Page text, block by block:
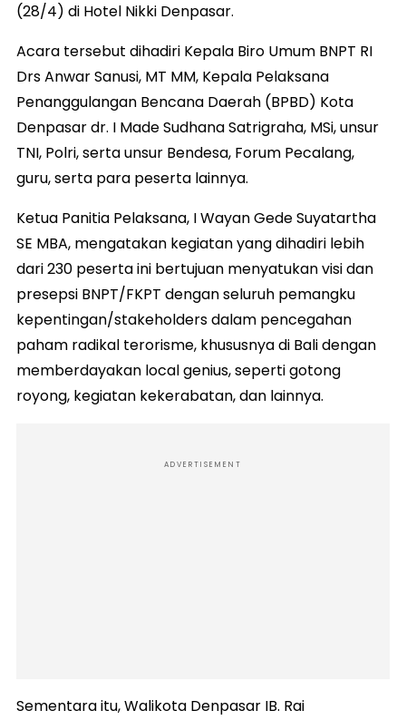
(28/4) di Hotel Nikki Denpasar.
Acara tersebut dihadiri Kepala Biro Umum BNPT RI
Drs Anwar Sanusi, MT MM, Kepala Pelaksana
Penanggulangan Bencana Daerah (BPBD) Kota
Denpasar dr. I Made Sudhana Satrigraha, MSi, unsur
TNI, Polri, serta unsur Bendesa, Forum Pecalang,
guru, serta para peserta lainnya.
Ketua Panitia Pelaksana, I Wayan Gede Suyatartha
SE MBA, mengatakan kegiatan yang dihadiri lebih
dari 230 peserta ini bertujuan menyatukan visi dan
presepsi BNPT/FKPT dengan seluruh pemangku
kepentingan/stakeholders dalam pencegahan
paham radikal terorisme, khususnya di Bali dengan
memberdayakan local genius, seperti gotong
royong, kegiatan kekerabatan, dan lainnya.
ADVERTISEMENT
Sementara itu, Walikota Denpasar IB. Rai